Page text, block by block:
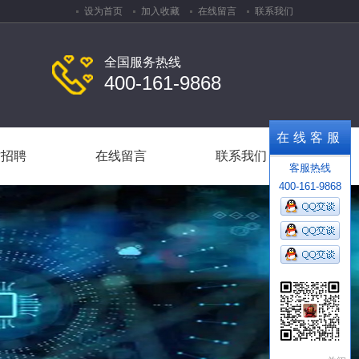
设为首页 加入收藏 在线留言 联系我们
全国服务热线
400-161-9868
聘 在线留言 联系我们
在线客服
客服热线
400-161-9868